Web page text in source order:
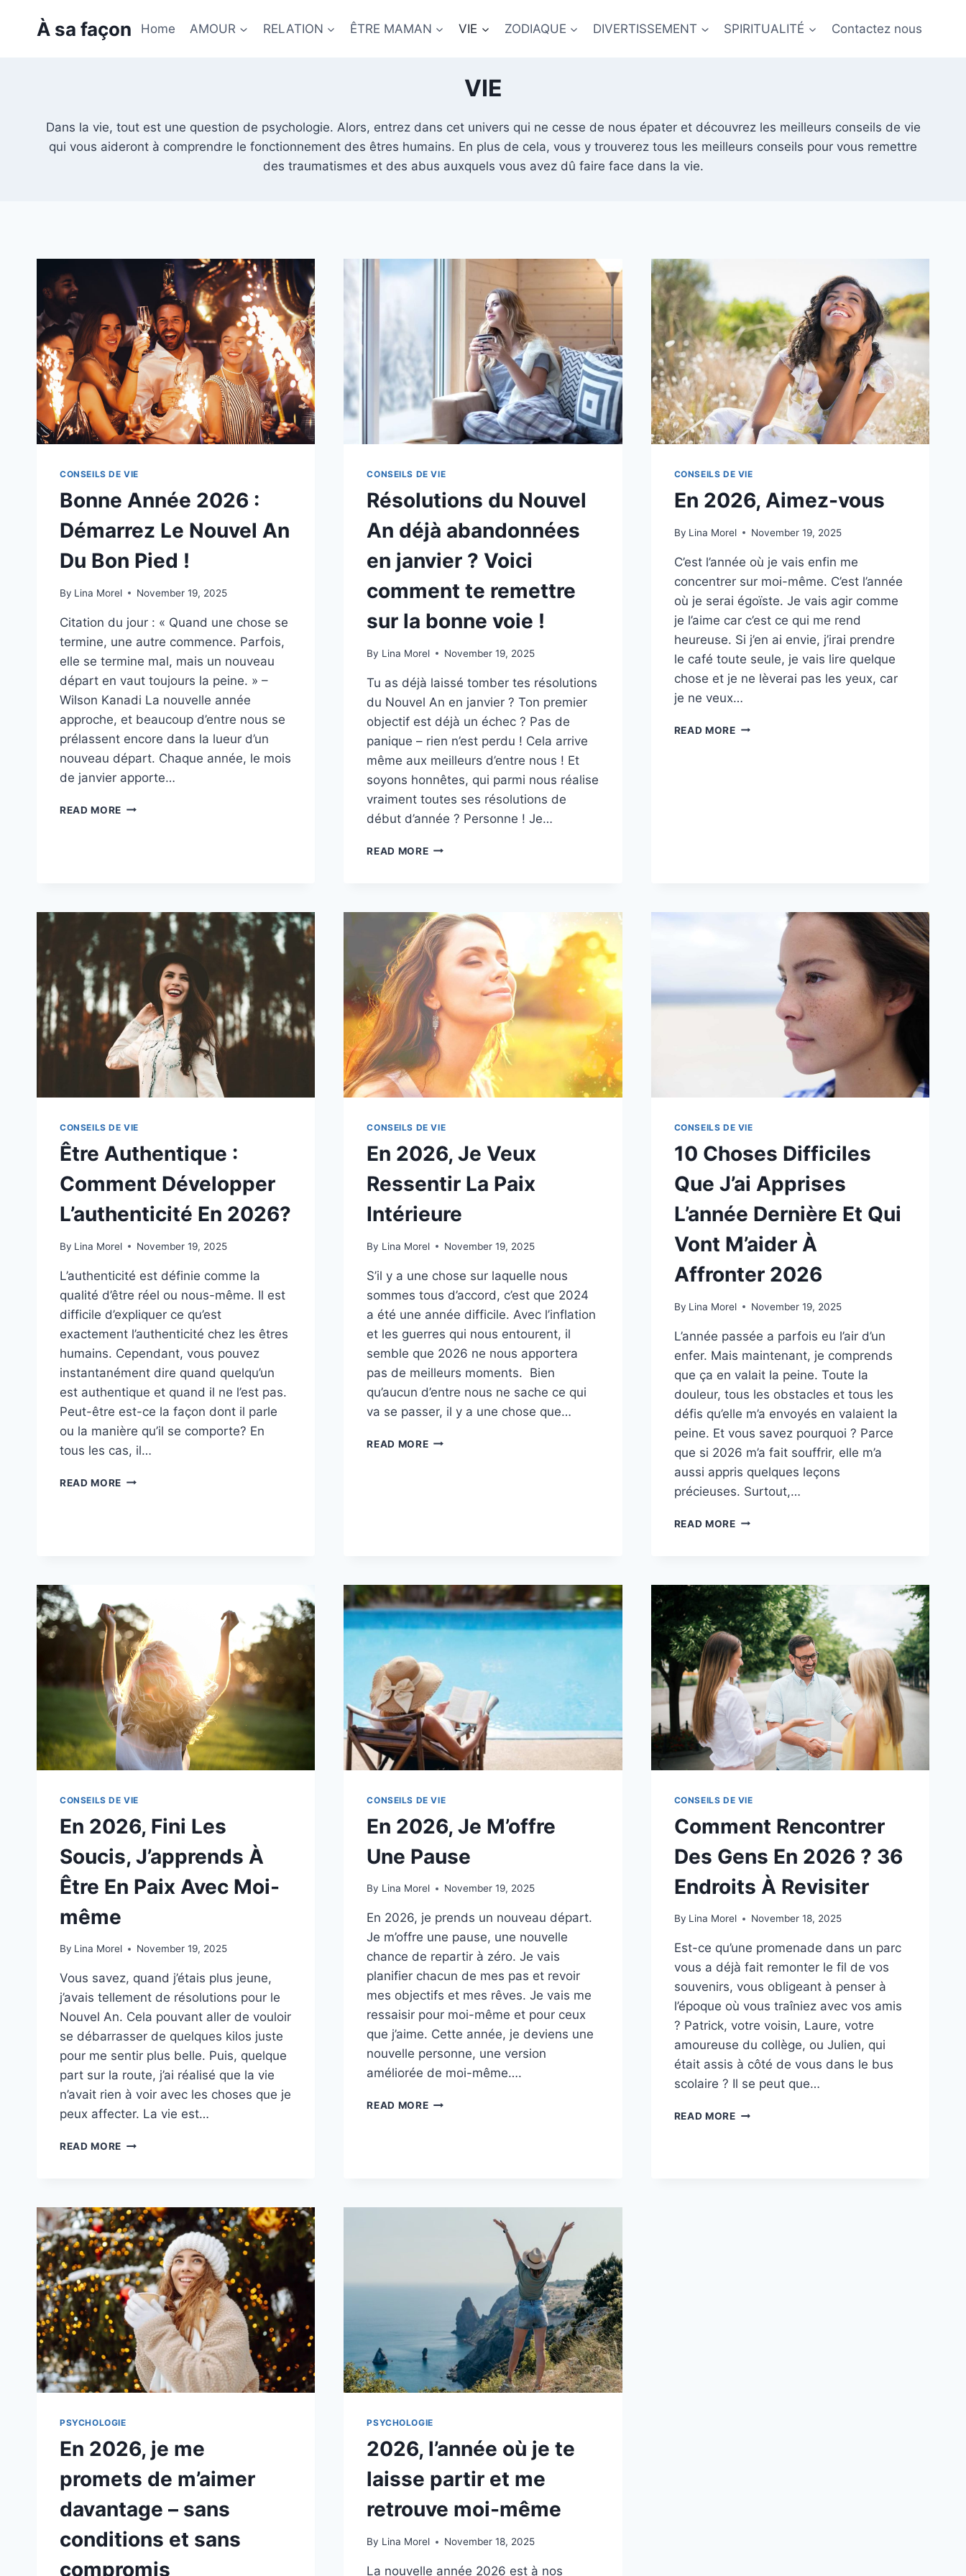
À sa façon Home AMOUR RELATION ÊTRE MAMAN VIE ZODIAQUE DIVERTISSEMENT SPIRITUALITÉ Contactez nous
VIE
Dans la vie, tout est une question de psychologie. Alors, entrez dans cet univers qui ne cesse de nous épater et découvrez les meilleurs conseils de vie
qui vous aideront à comprendre le fonctionnement des êtres humains. En plus de cela, vous y trouverez tous les meilleurs conseils pour vous remettre
des traumatismes et des abus auxquels vous avez dû faire face dans la vie.
CONSEILS DE VIE
Bonne Année 2026 :
Démarrez Le Nouvel An
Du Bon Pied !
By Lina Morel November 19, 2025
Citation du jour : « Quand une chose se
termine, une autre commence. Parfois,
elle se termine mal, mais un nouveau
départ en vaut toujours la peine. » –
Wilson Kanadi La nouvelle année
approche, et beaucoup d’entre nous se
prélassent encore dans la lueur d’un
nouveau départ. Chaque année, le mois
de janvier apporte…
READ MORE BONNE
AN
DU
BON
CONSEILS DE VIE
Résolutions du Nouvel
An déjà abandonnées
en janvier ? Voici
comment te remettre
sur la bonne voie !
By Lina Morel November 19, 2025
Tu as déjà laissé tomber tes résolutions
du Nouvel An en janvier ? Ton premier
objectif est déjà un échec ? Pas de
panique – rien n’est perdu ! Cela arrive
même aux meilleurs d’entre nous ! Et
soyons honnêtes, qui parmi nous réalise
vraiment toutes ses résolutions de
début d’année ? Personne ! Je…
READ MORERÉSOLUTIONS
ABANDONNÉES
EN
JANVIER
?
VOICI
COMMENT
TE
REMETTRE
SUR
LA
BONNE
CONSEILS DE VIE
En 2026, Aimez-vous
By Lina Morel November 19, 2025
C’est l’année où je vais enfin me
concentrer sur moi-même. C’est l’année
où je serai égoïste. Je vais agir comme
je l’aime car c’est ce qui me rend
heureuse. Si j’en ai envie, j’irai prendre
le café toute seule, je vais lire quelque
chose et je ne lèverai pas les yeux, car
je ne veux…
READ MOREEN
CONSEILS DE VIE
Être Authentique :
Comment Développer
L’authenticité En 2026?
By Lina Morel November 19, 2025
L’authenticité est définie comme la
qualité d’être réel ou nous-même. Il est
difficile d’expliquer ce qu’est
exactement l’authenticité chez les êtres
humains. Cependant, vous pouvez
instantanément dire quand quelqu’un
est authentique et quand il ne l’est pas.
Peut-être est-ce la façon dont il parle
ou la manière qu’il se comporte? En
tous les cas, il…
READ MORE ÊTRE
CONSEILS DE VIE
En 2026, Je Veux
Ressentir La Paix
Intérieure
By Lina Morel November 19, 2025
S’il y a une chose sur laquelle nous
sommes tous d’accord, c’est que 2024
a été une année difficile. Avec l’inflation
et les guerres qui nous entourent, il
semble que 2026 ne nous apportera
pas de meilleurs moments. Bien
qu’aucun d’entre nous ne sache ce qui
va se passer, il y a une chose que…
READ MOREEN
CONSEILS DE VIE
10 Choses Difficiles
Que J’ai Apprises
L’année Dernière Et Qui
Vont M’aider À
Affronter 2026
By Lina Morel November 19, 2025
L’année passée a parfois eu l’air d’un
enfer. Mais maintenant, je comprends
que ça en valait la peine. Toute la
douleur, tous les obstacles et tous les
défis qu’elle m’a envoyés en valaient la
peine. Et vous savez pourquoi ? Parce
que si 2026 m’a fait souffrir, elle m’a
aussi appris quelques leçons
précieuses. Surtout,…
READ MORE10
APPRISES
L’ANNÉE
DERNIÈRE
ET
QUI
VONT
M’AIDER
À
AFFRONTER
2026
CONSEILS DE VIE
En 2026, Fini Les
Soucis, J’apprends À
Être En Paix Avec Moi-
même
By Lina Morel November 19, 2025
Vous savez, quand j’étais plus jeune,
j’avais tellement de résolutions pour le
Nouvel An. Cela pouvant aller de vouloir
se débarrasser de quelques kilos juste
pour me sentir plus belle. Puis, quelque
part sur la route, j’ai réalisé que la vie
n’avait rien à voir avec les choses que je
peux affecter. La vie est…
READ MORE EN
J’APPRENDS
À
ÊTRE
EN
PAIX
AVEC
MOI-
MÊME
CONSEILS DE VIE
En 2026, Je M’offre
Une Pause
By Lina Morel November 19, 2025
En 2026, je prends un nouveau départ.
Je m’offre une pause, une nouvelle
chance de repartir à zéro. Je vais
planifier chacun de mes pas et revoir
mes objectifs et mes rêves. Je vais me
ressaisir pour moi-même et pour ceux
que j’aime. Cette année, je deviens une
nouvelle personne, une version
améliorée de moi-même….
READ MOREEN
CONSEILS DE VIE
Comment Rencontrer
Des Gens En 2026 ? 36
Endroits À Revisiter
By Lina Morel November 18, 2025
Est-ce qu’une promenade dans un parc
vous a déjà fait remonter le fil de vos
souvenirs, vous obligeant à penser à
l’époque où vous traîniez avec vos amis
? Patrick, votre voisin, Laure, votre
amoureuse du collège, ou Julien, qui
était assis à côté de vous dans le bus
scolaire ? Il se peut que…
READ MORECOMMENT
PSYCHOLOGIE
En 2026, je me
promets de m’aimer
davantage – sans
conditions et sans
compromis
PSYCHOLOGIE
2026, l’année où je te
laisse partir et me
retrouve moi-même
By Lina Morel November 18, 2025
La nouvelle année 2026 est à nos